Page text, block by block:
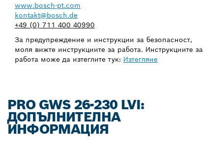
www.bosch-pt.com
kontakt@bosch.de
+49 (0) 711 400 40990
За предупреждение и инструкции за безопасност,
моля вижте инструкциите за работа. Инструкциите за
работа може да изтеглите тук: Изтегляне
PRO GWS 26-230 LVI:
ДОПЪЛНИТЕЛНА
ИНФОРМАЦИЯ